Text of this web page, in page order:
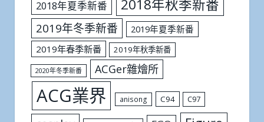
2018年夏季新番 2018年秋季新番
2019年冬季新番
2019年夏季新番
2019年春季新番
2019年秋季新番
2020年冬季新番 ACGer雜燴所
ACG業界 anisong C94 C97